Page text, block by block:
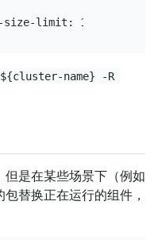
name} -R
但是在某些场景下（例如
替换正在运行的组件，